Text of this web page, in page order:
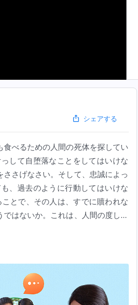
シェアする
べるための人間の死体を探してい
して自堕落なことをしてはいけな
さげなさい。そして、忠誠によっ
、過去のように行動してはいけな
とで、その人は、すでに贖われな
はないか。これは、人間の度しが
い場所だ。人間は、どうしようも
ンのそそのかしに乗って、わたし
座にあなたを打ち殺す。誰一人、